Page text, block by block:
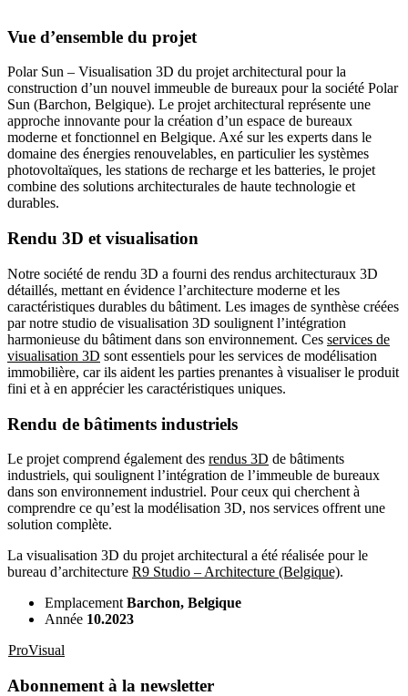
Vue d’ensemble du projet
Polar Sun – Visualisation 3D du projet architectural pour la
construction d’un nouvel immeuble de bureaux pour la société Polar
Sun (Barchon, Belgique). Le projet architectural représente une
approche innovante pour la création d’un espace de bureaux
moderne et fonctionnel en Belgique. Axé sur les experts dans le
domaine des énergies renouvelables, en particulier les systèmes
photovoltaïques, les stations de recharge et les batteries, le projet
combine des solutions architecturales de haute technologie et
durables.
Rendu 3D et visualisation
Notre société de rendu 3D a fourni des rendus architecturaux 3D
détaillés, mettant en évidence l’architecture moderne et les
caractéristiques durables du bâtiment. Les images de synthèse créées
par notre studio de visualisation 3D soulignent l’intégration
harmonieuse du bâtiment dans son environnement. Ces services de
visualisation 3D sont essentiels pour les services de modélisation
immobilière, car ils aident les parties prenantes à visualiser le produit
fini et à en apprécier les caractéristiques uniques.
Rendu de bâtiments industriels
Le projet comprend également des rendus 3D de bâtiments
industriels, qui soulignent l’intégration de l’immeuble de bureaux
dans son environnement industriel. Pour ceux qui cherchent à
comprendre ce qu’est la modélisation 3D, nos services offrent une
solution complète.
La visualisation 3D du projet architectural a été réalisée pour le
bureau d’architecture R9 Studio – Architecture (Belgique).
Emplacement Ваrchon, Belgique
Année 10.2023
ProVisual
Abonnement à la newsletter